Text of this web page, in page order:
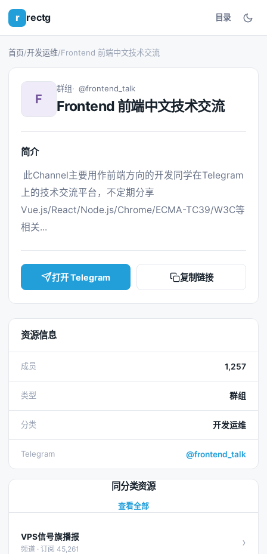
r rectg 目录
首页/开发运维/Frontend 前端中文技术交流
F
群组 @frontend_talk
Frontend 前端中文技术交流
简介
上的技术交流平台，不定期分享
Vue.js/React/Node.js/Chrome/ECMA-TC39/W3C等
相关...
打开 Telegram 复制链接
资源信息
成员 1,257
类型 群组
分类 开发运维
Telegram @frontend_talk
同分类资源
查看全部
VPS信号旗播报
频道 · 订阅 45,261 ›